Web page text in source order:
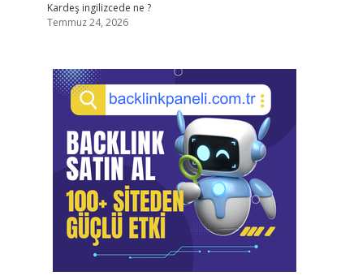
Kardeş ingilizcede ne ?
Temmuz 24, 2026